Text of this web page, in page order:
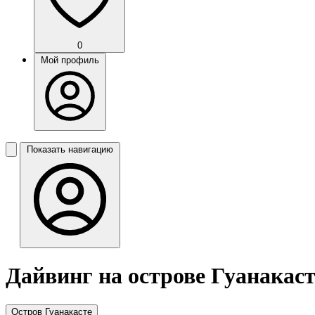
0
Мой профиль
Показать навигацию
Дайвинг на острове
Остров Гуанакасте